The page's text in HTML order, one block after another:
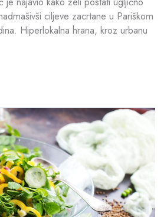
ciljeve zacrtane u Pariškom
Hiperlokalna hrana, kroz urbanu